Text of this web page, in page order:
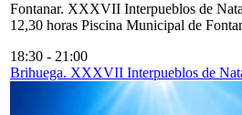
Fontanar. XXXVII Interpueblos de
12,30 horas Piscina Municipal de
18:30 - 21:00
Brihuega. XXXVII Interpueblos de